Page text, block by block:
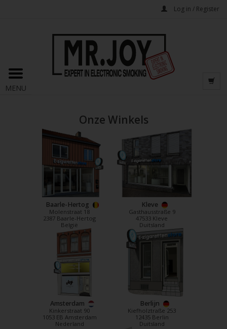
Log in / Register
MENU
Onze Winkels
Baarle-Hertog
Molenstraat 18
2387 Baarle-Hertog
België
Kleve
Gasthausstraße 9
47533 Kleve
Duitsland
Amsterdam
Kinkerstraat 90
1053 EB Amsterdam
Nederland
Berlijn
Kiefholztraße 253
12435 Berlin
Duitsland